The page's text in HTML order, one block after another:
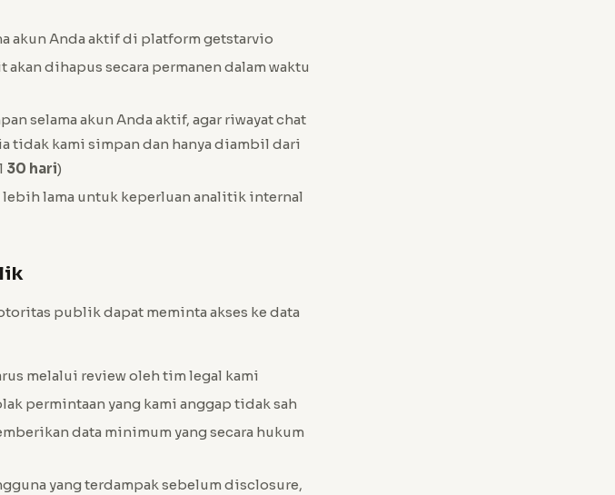
akun Anda aktif di platform getstarvio
dihapus secara permanen dalam waktu
selama akun Anda aktif, agar riwayat chat
tidak kami simpan dan hanya diambil dari
30 hari)
lama untuk keperluan analitik internal
publik dapat meminta akses ke data
melalui review oleh tim legal kami
permintaan yang kami anggap tidak sah
data minimum yang secara hukum
yang terdampak sebelum disclosure,